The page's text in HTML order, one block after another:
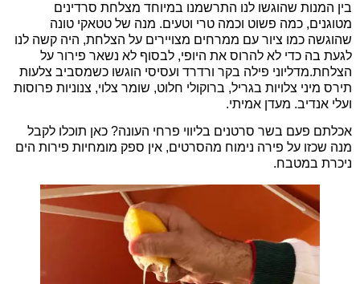
בין המנות שהוגשו לנו התרשמנו במיוחד מצלחת סרדינים
מטוגנים, כמה פשוט וכמה טרי וטעים. מנה של טטאקי טונה
שהוגשה כמו ציור עם ממרחים מצויירים על הצלחת, היה קשה לנו
לגעת בה כדי לא להרוס את היופי, לבסוף לא נשאר פירור על
הצלחת.מדליוני פילה בקר ורדרד ועסיסי הוגשו כשמסביב צלעות
תירס מיני צלויות בגריל, ברוקולי חלוט, שומר צלוי, צנוניות פרוסות
ועלי אנדיב. מעדן אמיתי.
אכלתם פעם בשר סרטנים בליווי פרחי העונה? כאן תוכלו לקבל
מנה שכזו על פירה נימוח מהסרטים, אין ספק מומחיות פירות הים
ניכרת במטבח.